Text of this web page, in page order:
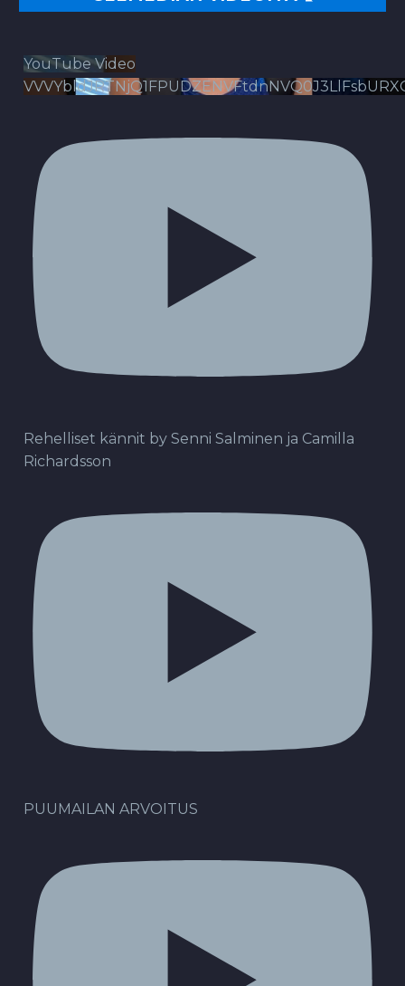
YouTube Video
Rehelliset kännit by Senni Salminen ja Camilla
Richardsson
PUUMAILAN ARVOITUS